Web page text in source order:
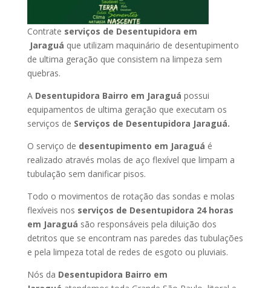
Contrate serviços de Desentupidora em
Jaraguá que utilizam maquinário de desentupimento
de ultima geração que consistem na limpeza sem
quebras.
A Desentupidora Bairro em Jaraguá possui
equipamentos de ultima geração que executam os
serviços de Serviços de Desentupidora Jaraguá.
O serviço de desentupimento em Jaraguá é
realizado através molas de aço flexível que limpam a
tubulação sem danificar pisos.
Todo o movimentos de rotação das sondas e molas
flexíveis nos serviços de Desentupidora 24 horas
em Jaraguá são responsáveis pela diluição dos
detritos que se encontram nas paredes das tubulações
e pela limpeza total de redes de esgoto ou pluviais.
Nós da Desentupidora Bairro em